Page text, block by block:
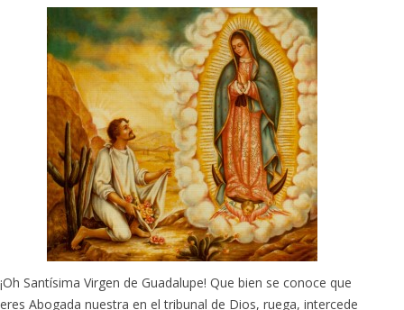
¡Oh Santísima Virgen de Guadalupe! Que bien se conoce que
eres Abogada nuestra en el tribunal de Dios, ruega, intercede